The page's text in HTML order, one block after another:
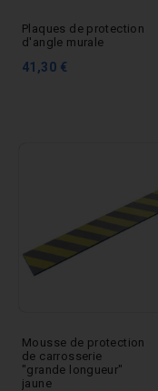
Plaques de protection
d'angle murale
41,30 €
Mousse de protection
de carrosserie
"grande longueur"
jaune